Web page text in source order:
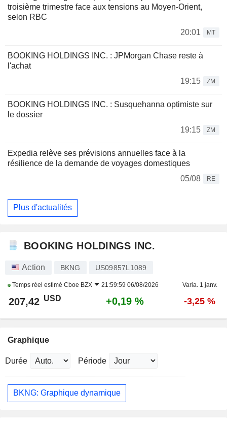
troisième trimestre face aux tensions au Moyen-Orient,
selon RBC
20:01
MT
BOOKING HOLDINGS INC. : JPMorgan Chase reste à
l'achat
19:15
ZM
BOOKING HOLDINGS INC. : Susquehanna optimiste sur
le dossier
19:15
ZM
Expedia relève ses prévisions annuelles face à la
résilience de la demande de voyages domestiques
05/08
RE
Plus d'actualités
BOOKING HOLDINGS INC.
Action BKNG US09857L1089
Temps réel estimé Cboe BZX 21:59:59 06/08/2026 Varia. 1 janv.
207,42 USD +0,19 % -3,25 %
Graphique
Durée Période
BKNG: Graphique dynamique